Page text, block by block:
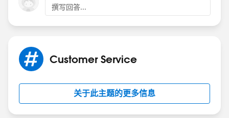
撰写回答...
Customer Service
关于此主题的更多信息